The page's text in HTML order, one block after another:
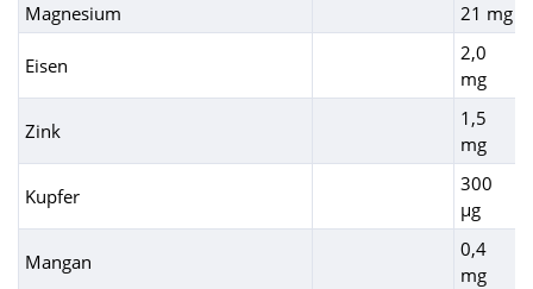
Magnesium
21 mg
Eisen
2,0
mg
Zink
1,5
mg
Kupfer
300
µg
Mangan
0,4
mg